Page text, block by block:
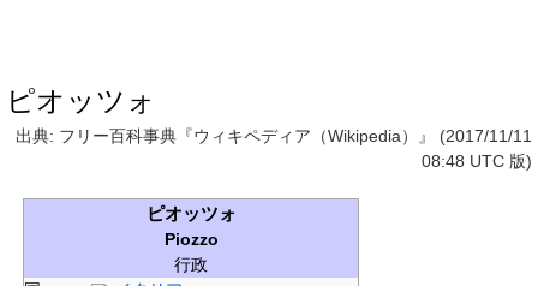
ピオッツォ
出典: フリー百科事典『ウィキペディア（Wikipedia）』 (2017/11/11
08:48 UTC 版)
ピオッツォ
Piozzo
行政